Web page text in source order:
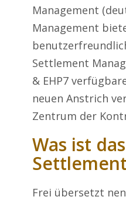
Management
Management
Settlement
& EHP7
neuen Anstrich
Zentrum der
Was ist
Frei übersetzt